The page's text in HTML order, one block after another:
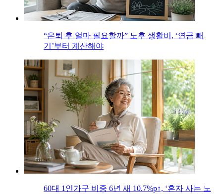
“은퇴 후 얼마 필요할까” 노후 생활비, ‘연금 빼
기’부터 계산해야
60대 1인가구 비중 6년 새 10.7%p↑, ‘혼자 사는 노